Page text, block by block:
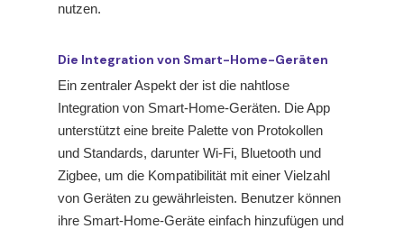
nutzen.
Die Integration von Smart-Home-Geräten
Ein zentraler Aspekt der ist die nahtlose
Integration von Smart-Home-Geräten. Die App
unterstützt eine breite Palette von Protokollen
und Standards, darunter Wi-Fi, Bluetooth und
Zigbee, um die Kompatibilität mit einer Vielzahl
von Geräten zu gewährleisten. Benutzer können
ihre Smart-Home-Geräte einfach hinzufügen und